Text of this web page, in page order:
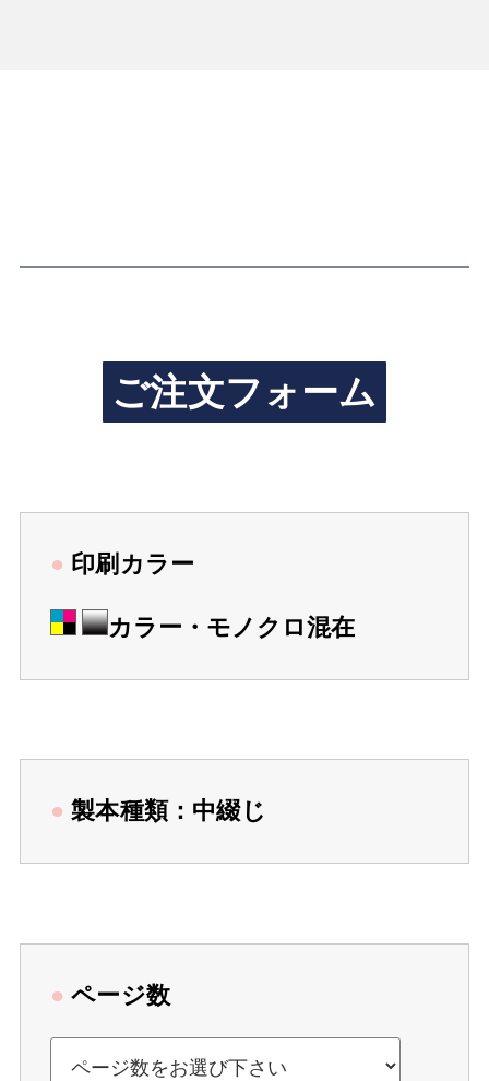
ご注文フォーム
● 印刷カラー
カラー・モノクロ混在
● 製本種類：中綴じ
● ページ数